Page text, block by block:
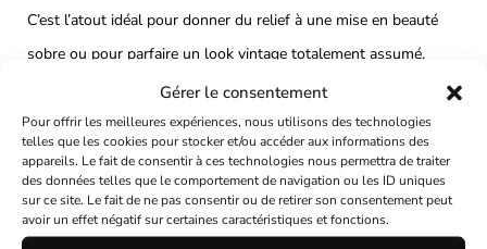
Gérer le consentement
Pour offrir les meilleures expériences, nous utilisons des technologies
telles que les cookies pour stocker et/ou accéder aux informations des
appareils. Le fait de consentir à ces technologies nous permettra de traiter
des données telles que le comportement de navigation ou les ID uniques
sur ce site. Le fait de ne pas consentir ou de retirer son consentement peut
avoir un effet négatif sur certaines caractéristiques et fonctions.
C’est l’atout idéal pour donner du relief à une mise en beauté
sobre ou pour parfaire un look vintage totalement assumé.
Un maintien exemplaire et un confort sur mesure
Confectionné artisanalement en coton, ce bandeau marie
esthétique et ingéniosité pour s’adapter à votre morphologie :